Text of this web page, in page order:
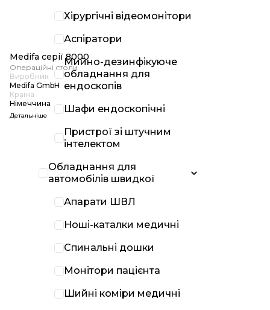
Хірургічні відеомонітори
Аспіратори
Мийно-дезинфікуюче
обладнання для
ендоскопів
Шафи ендоскопічні
Пристрої зі штучним
інтелектом
Обладнання для
автомобілів швидкої
Апарати ШВЛ
Ноші-каталки медичні
Спинальні дошки
Монітори пацієнта
Шийні коміри медичні
Medifa серії 8000
Операційні столи
Виробник
Medifa GmbH
Країна
Німеччина
Детальніше